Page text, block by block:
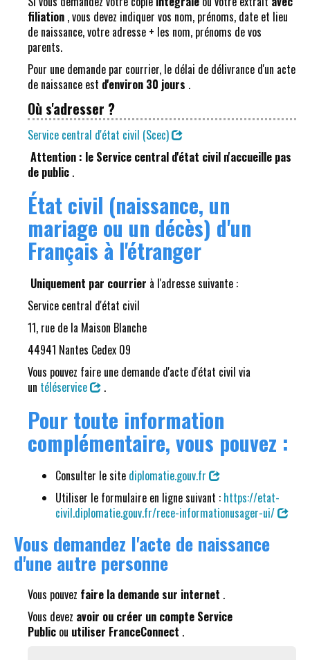
filiation , vous devez indiquer vos nom, prénoms, date et lieu
de naissance, votre adresse + les nom, prénoms de vos
parents.
Pour une demande par courrier, le délai de délivrance d'un acte
de naissance est d'environ 30 jours .
Où s'adresser ?
Service central d'état civil (Scec)
Attention : le Service central d'état civil n'accueille pas
de public .
État civil (naissance, un
mariage ou un décès) d'un
Français à l'étranger
Uniquement par courrier à l'adresse suivante :
Service central d'état civil
11, rue de la Maison Blanche
44941 Nantes Cedex 09
Vous pouvez faire une demande d'acte d'état civil via
un téléservice .
Pour toute information
complémentaire, vous pouvez :
Consulter le site diplomatie.gouv.fr
Utiliser le formulaire en ligne suivant : https://etat-
civil.diplomatie.gouv.fr/rece-informationusager-ui/
Vous demandez l'acte de naissance
d'une autre personne
Vous pouvez faire la demande sur internet .
Vous devez avoir ou créer un compte Service
Public ou utiliser FranceConnect .